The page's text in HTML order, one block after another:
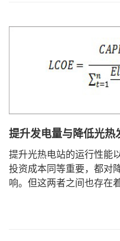
提升发电量与降低光
提升光热电站的运行性能
投资成本同等重要，都对
响。但这两者之间也存在